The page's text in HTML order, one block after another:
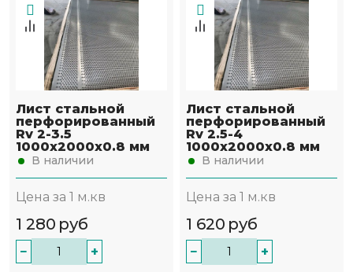
Лист стальной
перфорированный
Rv 2-3.5
1000х2000х0.8 мм
В наличии
Цена за 1 м.кв
1 280 руб
− +
Лист стальной
перфорированный
Rv 2.5-4
1000х2000х0.8 мм
В наличии
Цена за 1 м.кв
1 620 руб
− +